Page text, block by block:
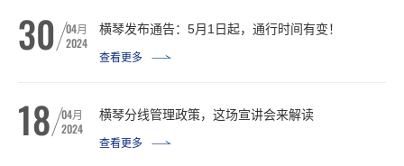
30 04月
2024
横琴发布通告：5月1日起，通行时间有变！
查看更多
18 04月
2024
横琴分线管理政策，这场宣讲会来解读
查看更多